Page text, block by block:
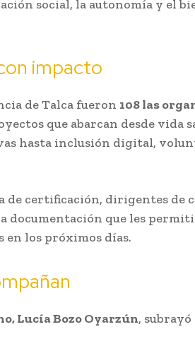
social, la autonomía y el
impacto
de Talca fueron 108 las
que abarcan desde vida
hasta inclusión digital,
de certificación, dirigentes de
documentación que les
en los próximos días.
Lucía Bozo Oyarzún,